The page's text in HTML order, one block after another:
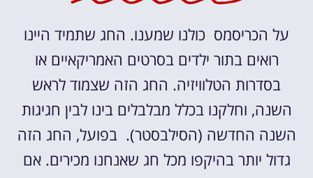
על הכריסמס כולנו שמענו. החג שתמיד היינו
רואים בתור ילדים בסרטים האמריקאיים או
בסדרות הטלוויזיה. החג הזה שצמוד לראש
השנה, וחלקנו בכלל מבלבלים בינו לבין חגיגות
השנה החדשה (הסילבסטר). בפועל, החג הזה
גדול יותר בהיקפו מכל חג שאנחנו מכירים. אם